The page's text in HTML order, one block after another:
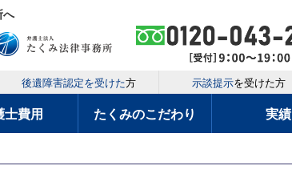
へ
後遺障害認定を受けた方 示談提示を受けた方
士費用 たくみのこだわり 実績